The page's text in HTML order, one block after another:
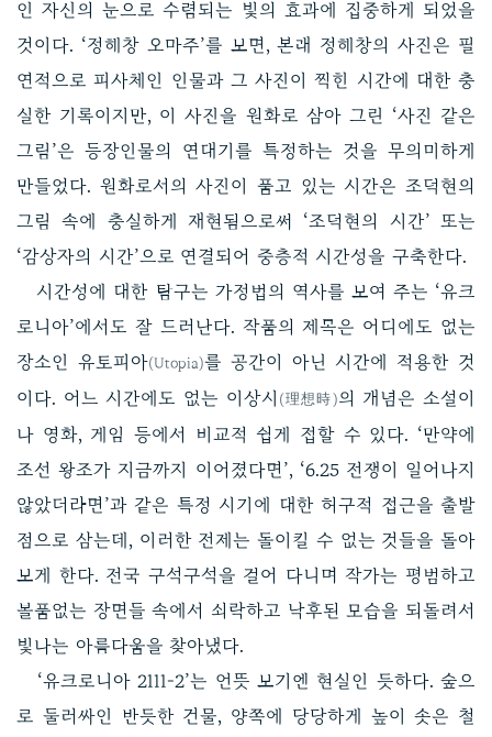
인 자신의 눈으로 수렴되는 빛의 효과에 집중하게 되었을
것이다. ‘정해창 오마주’를 보면, 본래 정해창의 사진은 필
연적으로 피사체인 인물과 그 사진이 찍힌 시간에 대한 충
실한 기록이지만, 이 사진을 원화로 삼아 그린 ‘사진 같은
그림’은 등장인물의 연대기를 특정하는 것을 무의미하게
만들었다. 원화로서의 사진이 품고 있는 시간은 조덕현의
그림 속에 충실하게 재현됨으로써 ‘조덕현의 시간’ 또는
‘감상자의 시간’으로 연결되어 중층적 시간성을 구축한다.
시간성에 대한 탐구는 가정법의 역사를 보여 주는 ‘유크
로니아’에서도 잘 드러난다. 작품의 제목은 어디에도 없는
장소인 유토피아(Utopia)를 공간이 아닌 시간에 적용한 것
이다. 어느 시간에도 없는 이상시 (理想時)의 개념은 소설이
나 영화, 게임 등에서 비교적 쉽게 접할 수 있다. ‘만약에
조선 왕조가 지금까지 이어졌다면’, ‘6.25 전쟁이 일어나지
않았더라면’과 같은 특정 시기에 대한 허구적 접근을 출발
점으로 삼는데, 이러한 전제는 돌이킬 수 없는 것들을 돌아
보게 한다. 전국 구석구석을 걸어 다니며 작가는 평범하고
볼품없는 장면들 속에서 쇠락하고 낙후된 모습을 되돌려서
빛나는 아름다움을 찾아냈다.
‘유크로니아 2111-2’는 언뜻 보기엔 현실인 듯하다. 숲으
로 둘러싸인 반듯한 건물, 양쪽에 당당하게 높이 솟은 철